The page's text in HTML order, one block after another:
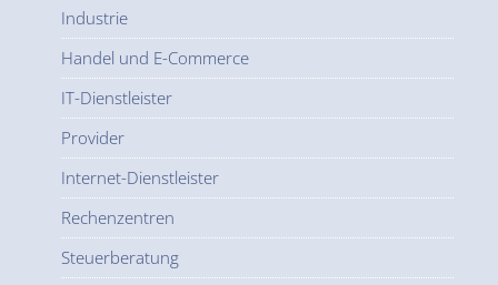
Industrie
Handel und E-Commerce
IT-Dienstleister
Provider
Internet-Dienstleister
Rechenzentren
Steuerberatung